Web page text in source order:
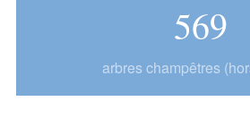
569
arbres champêtres